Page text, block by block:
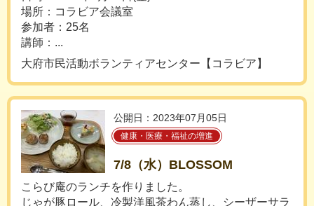
場所：コラビア会議室
参加者：25名
講師：...
大府市民活動ボランティアセンター【コラビア】
公開日：2023年07月05日
健康・医療・福祉の増進
7/8（水）BLOSSOM
こらび庵のランチを作りました。
じゃが豚ロール、冷製洋風茶わん蒸し、シーザーサラ